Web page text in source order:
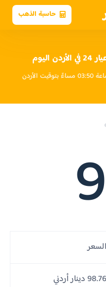
حاسبة الذهب
اليوم
السعر
98.76 دينار أردني